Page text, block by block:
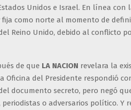
Unidos e Israel. En línea con
como norte al momento de
Reino Unido, debido al conflicto
de que LA NACION revelara la
Oficina del Presidente respondió
documento secreto, pero negó
periodistas o adversarios político. Y